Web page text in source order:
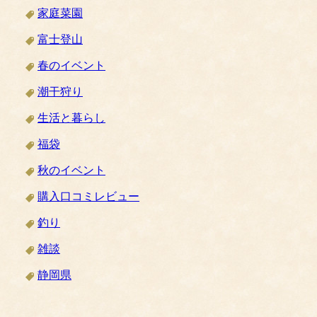
家庭菜園
富士登山
春のイベント
潮干狩り
生活と暮らし
福袋
秋のイベント
購入口コミレビュー
釣り
雑談
静岡県